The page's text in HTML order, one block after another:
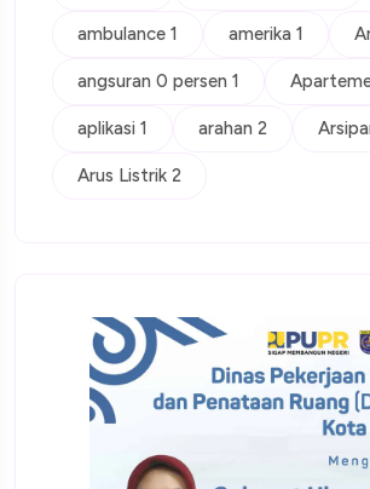
ambulance 1 amerika 1
angsuran 0 persen 1
aplikasi 1 arahan 2
Arus Listrik 2